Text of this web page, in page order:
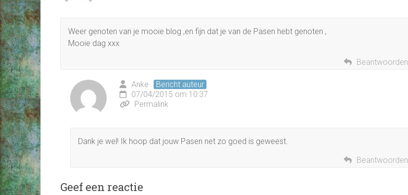
Weer genoten van je mooie blog ,en fijn dat je van de Pasen hebt genoten ,
Mooie dag xxx
Beantwoorden
Anke
Bericht auteur
07/04/2015 om 10:37
Permalink
Dank je wel! Ik hoop dat jouw Pasen net zo goed is geweest.
Beantwoorden
Geef een reactie